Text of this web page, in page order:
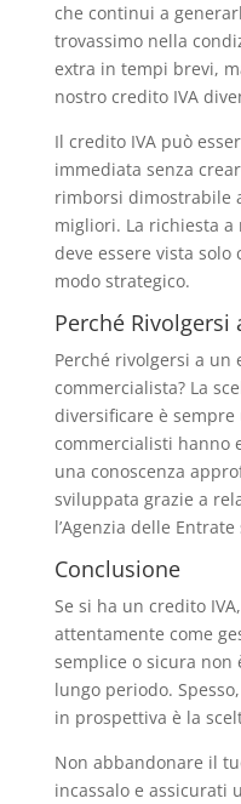
che continui a
trovassimo nella
extra in tempi brevi,
nostro credito IVA
Il credito IVA può
immediata senza
rimborsi dimostrabile
migliori. La richiesta
deve essere vista solo
modo strategico.
Perché Rivolgersi
Perché rivolgersi a
commercialista? La
diversificare è
commercialisti hanno
una conoscenza
sviluppata grazie a
l’Agenzia delle
Conclusione
Se si ha un credito
attentamente come
semplice o sicura
lungo periodo.
in prospettiva è la
Non abbandonare il
incassalo e assicurati